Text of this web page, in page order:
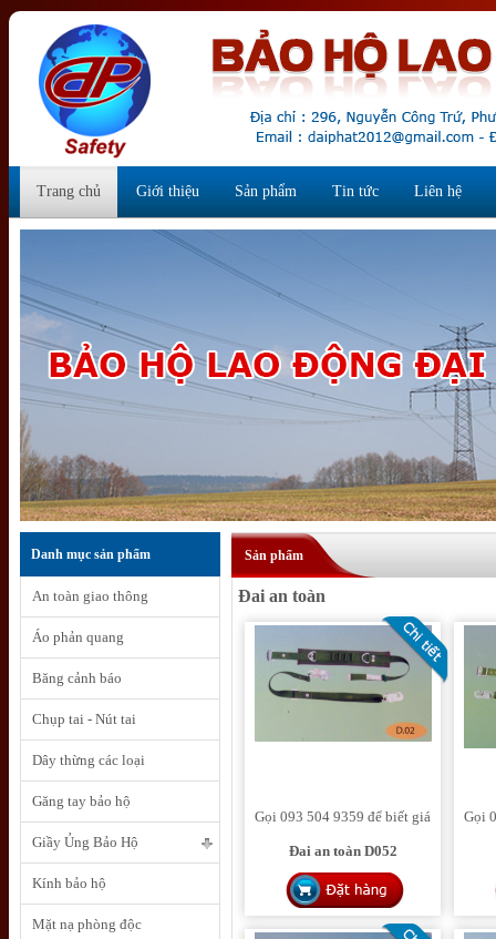
Trang chủ Giới thiệu Sản phẩm Tin tức Liên hệ
Danh mục sản phẩm
An toàn giao thông
Áo phản quang
Băng cảnh báo
Chụp tai - Nút tai
Dây thừng các loại
Găng tay bảo hộ
Giầy Ủng Bảo Hộ
Kính bảo hộ
Mặt nạ phòng độc
Sản phẩm
Đai an toàn
Gọi 093 504 9359 để biết giá
Đai an toàn D052
Gọi